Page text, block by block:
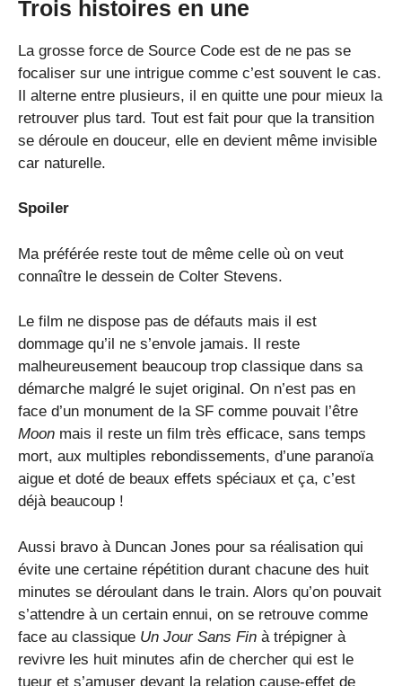
Trois histoires en une
La grosse force de Source Code est de ne pas se
focaliser sur une intrigue comme c’est souvent le cas.
Il alterne entre plusieurs, il en quitte une pour mieux la
retrouver plus tard. Tout est fait pour que la transition
se déroule en douceur, elle en devient même invisible
car naturelle.
Spoiler
Ma préférée reste tout de même celle où on veut
connaître le dessein de Colter Stevens.
Le film ne dispose pas de défauts mais il est
dommage qu’il ne s’envole jamais. Il reste
malheureusement beaucoup trop classique dans sa
démarche malgré le sujet original. On n’est pas en
face d’un monument de la SF comme pouvait l’être
Moon mais il reste un film très efficace, sans temps
mort, aux multiples rebondissements, d’une paranoïa
aigue et doté de beaux effets spéciaux et ça, c’est
déjà beaucoup !
Aussi bravo à Duncan Jones pour sa réalisation qui
évite une certaine répétition durant chacune des huit
minutes se déroulant dans le train. Alors qu’on pouvait
s’attendre à un certain ennui, on se retrouve comme
face au classique Un Jour Sans Fin à trépigner à
revivre les huit minutes afin de chercher qui est le
tueur et s’amuser devant la relation cause-effet de